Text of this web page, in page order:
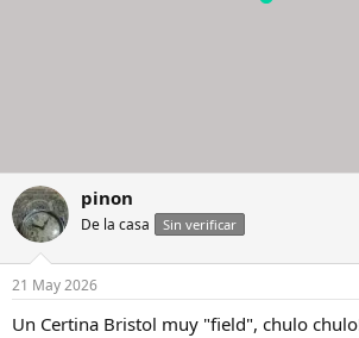
pinon
De la casa Sin verificar
21 May 2026
Un Certina Bristol muy "field", chulo